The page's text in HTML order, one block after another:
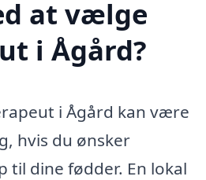
at vælge
i Ågård?
i Ågård kan være
hvis du ønsker
til dine fødder. En lokal